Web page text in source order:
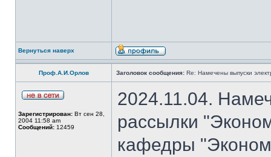
Вернуться наверх
Проф.А.И.Орлов Заголовок сообщения: Re: Намечены выпуски
Зарегистрирован: Вт сен 28,
2004 11:58 am
Сообщений: 12459
2024.11.04.
рассылки
кафедры